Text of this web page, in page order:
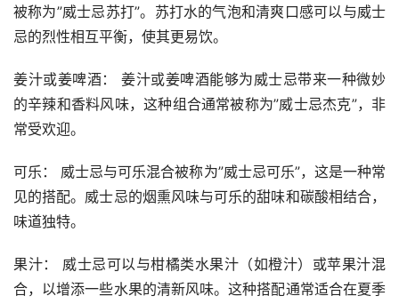
被称为”威士忌苏打”。苏打水的气泡和清爽口感可以与威士
忌的烈性相互平衡，使其更易饮。
姜汁或姜啤酒： 姜汁或姜啤酒能够为威士忌带来一种微妙
的辛辣和香料风味，这种组合通常被称为”威士忌杰克”，非
常受欢迎。
可乐： 威士忌与可乐混合被称为”威士忌可乐”，这是一种常
见的搭配。威士忌的烟熏风味与可乐的甜味和碳酸相结合，
味道独特。
果汁： 威士忌可以与柑橘类水果汁（如橙汁）或苹果汁混
合，以增添一些水果的清新风味。这种搭配通常适合在夏季